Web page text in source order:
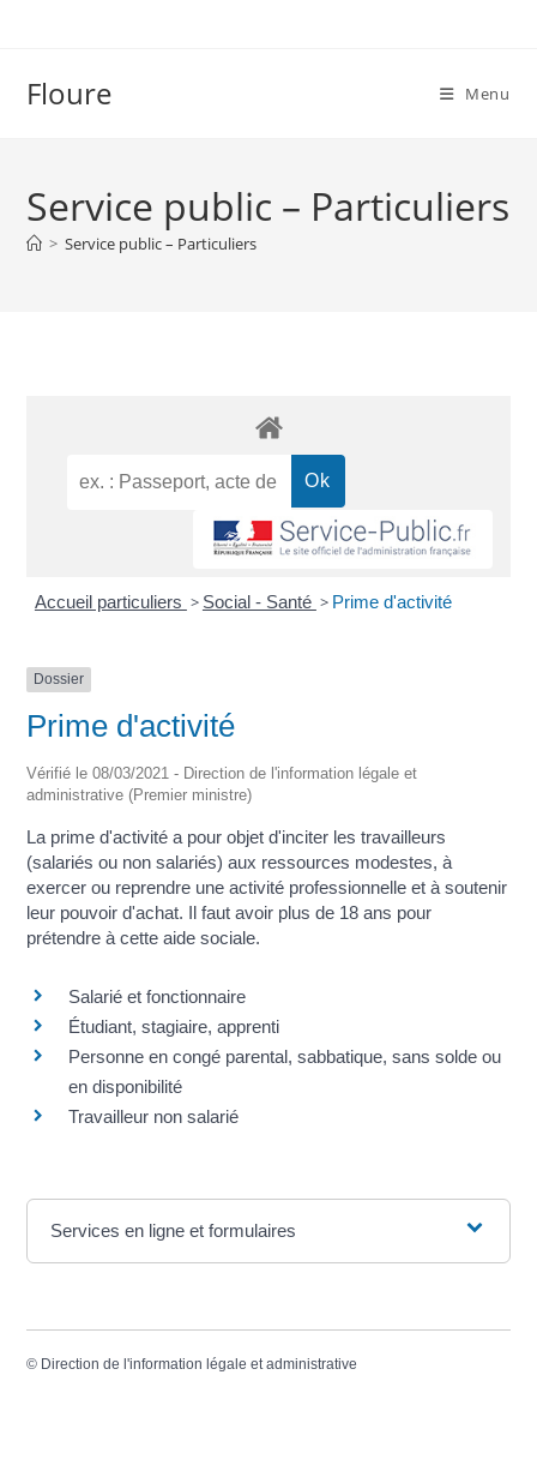
Floure Menu
Service public – Particuliers
> Service public – Particuliers
Accueil particuliers > Social - Santé > Prime d'activité
Dossier
Prime d'activité
Vérifié le 08/03/2021 - Direction de l'information légale et
administrative (Premier ministre)
La prime d'activité a pour objet d'inciter les travailleurs
(salariés ou non salariés) aux ressources modestes, à
exercer ou reprendre une activité professionnelle et à soutenir
leur pouvoir d'achat. Il faut avoir plus de 18 ans pour
prétendre à cette aide sociale.
Salarié et fonctionnaire
Étudiant, stagiaire, apprenti
Personne en congé parental, sabbatique, sans solde ou
en disponibilité
Travailleur non salarié
Services en ligne et formulaires
© Direction de l'information légale et administrative